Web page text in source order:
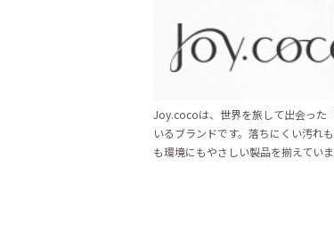
Joy.cocoは、世界を旅して出会った
いるブランドです。落ちにくい汚れ
も環境にもやさしい製品を揃えていま